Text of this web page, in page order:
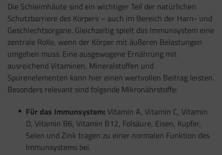
Die Schleimhäute sind ein wichtiger Teil der natürlichen
Schutzbarriere des Körpers – auch im Bereich der Harn- und
Geschlechtsorgane. Gleichzeitig spielt das Immunsystem eine
zentrale Rolle, wenn der Körper mit äußeren Belastungen
umgehen muss. Eine ausgewogene Ernährung mit
ausreichend Vitaminen, Mineralstoffen und
Spurenelementen kann hier einen wertvollen Beitrag leisten.
Besonders relevant sind folgende Mikronährstoffe:
Für das Immunsystem: Vitamin A, Vitamin C, Vitamin
D, Vitamin B6, Vitamin B12, Folsäure, Eisen, Kupfer,
Selen und Zink tragen zu einer normalen Funktion des
Immunsystems bei.